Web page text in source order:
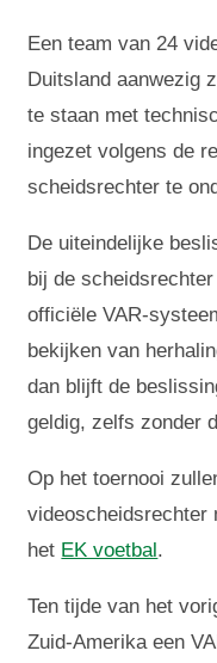
Een team van 24
Duitsland aanwezig
te staan met
ingezet volgens de
scheidsrechter te
De uiteindelijke
bij de
officiële VAR-
bekijken van
dan blijft de
geldig, zelfs zonder
Op het toernooi
videoscheidsrechter
het EK voetbal .
Ten tijde van het
Zuid-Amerika een